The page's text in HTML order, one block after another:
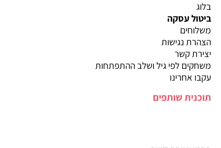
בלוג
ביטול עסקה
משלוחים
הצהרת נגישות
יצירת קשר
משחקים לפי גיל ושלב ההתפתחות
עקבו אחרינו
תוכנית שותפים